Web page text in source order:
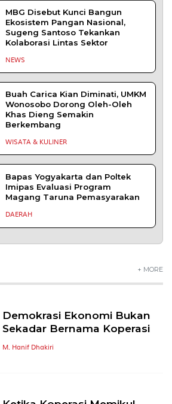
MBG Disebut Kunci Bangun
Ekosistem Pangan Nasional,
Sugeng Santoso Tekankan
Kolaborasi Lintas Sektor
NEWS
Buah Carica Kian Diminati, UMKM
Wonosobo Dorong Oleh-Oleh
Khas Dieng Semakin
Berkembang
WISATA & KULINER
Bapas Yogyakarta dan Poltek
Imipas Evaluasi Program
Magang Taruna Pemasyarakan
DAERAH
+ MORE
Demokrasi Ekonomi Bukan
Sekadar Bernama Koperasi
M. Hanif Dhakiri